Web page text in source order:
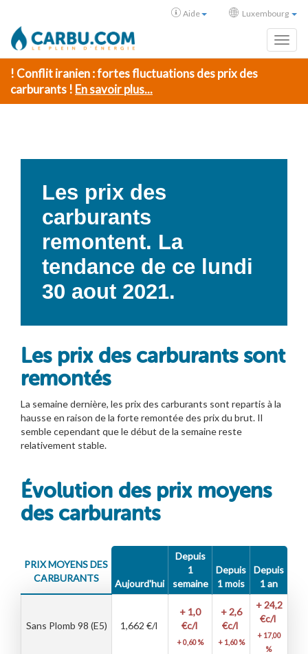
Aide Luxembourg
! Conflit iranien : fortes fluctuations des prix des
carburants ! En savoir plus...
Les prix des
carburants
remontent. La
tendance de ce lundi
30 aout 2021.
Les prix des carburants sont
remontés
La semaine dernière, les prix des carburants sont repartis à la
hausse en raison de la forte remontée des prix du brut. Il
semble cependant que le début de la semaine reste
relativement stable.
Évolution des prix moyens
des carburants
PRIX MOYENS DES
CARBURANTS
Aujourd'hui
Depuis
1
semaine
Depuis
1 mois
Depuis
1 an
Sans Plomb 98 (E5) 1,662 €/l
+ 1,0
€c/l
+ 0,60 %
+ 2,6
€c/l
+ 1,60 %
+ 24,2
€c/l
+ 17,00
%